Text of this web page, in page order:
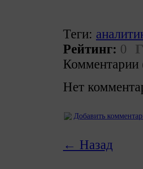
Теги:
Рейтинг: 0
Комментарии
Нет
Добавить
← Назад